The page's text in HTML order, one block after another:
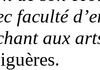
faculté
aux